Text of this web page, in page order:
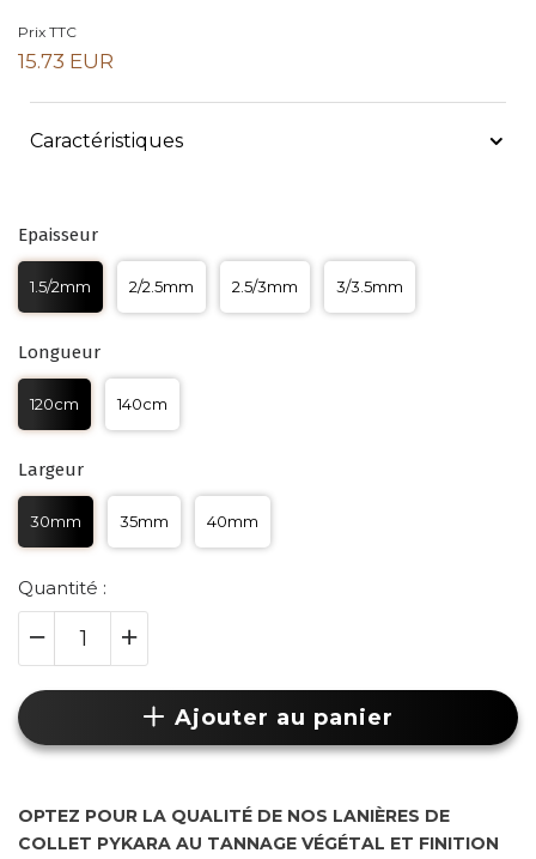
Prix TTC
15.73 EUR
Caractéristiques
Epaisseur
1.5/2mm 2/2.5mm 2.5/3mm 3/3.5mm
Longueur
120cm 140cm
Largeur
30mm 35mm 40mm
Quantité :
Ajouter au panier
OPTEZ POUR LA QUALITÉ DE NOS LANIÈRES DE
COLLET PYKARA AU TANNAGE VÉGÉTAL ET FINITION